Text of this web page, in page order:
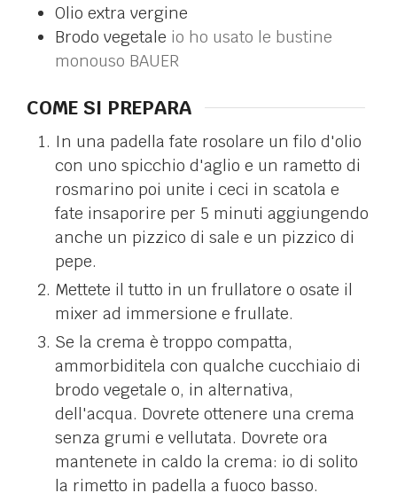
Olio extra vergine
Brodo vegetale io ho usato le bustine
monouso BAUER
COME SI PREPARA
In una padella fate rosolare un filo d'olio
con uno spicchio d'aglio e un rametto di
rosmarino poi unite i ceci in scatola e
fate insaporire per 5 minuti aggiungendo
anche un pizzico di sale e un pizzico di
pepe.
Mettete il tutto in un frullatore o osate il
mixer ad immersione e frullate.
Se la crema è troppo compatta,
ammorbiditela con qualche cucchiaio di
brodo vegetale o, in alternativa,
dell'acqua. Dovrete ottenere una crema
senza grumi e vellutata. Dovrete ora
mantenete in caldo la crema: io di solito
la rimetto in padella a fuoco basso.